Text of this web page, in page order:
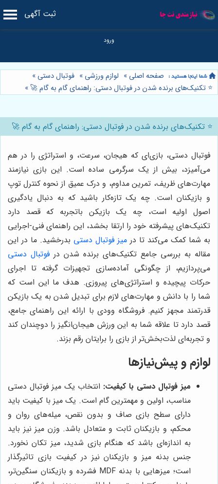
ثبت آگهی
صفحه اصلی » لوازم ورزشی » فوتبال دستی »
⭐️ تکنیک‌های برنده شدن در فو‌تبا‌ل دستی: راهنمای گام به گام 🚀 »
⭐️ تکنیک‌های برنده شدن در فو‌تبا‌ل دستی: راهنمای گام به گام 🚀
فوتبال دستی، بازی‌ای که هیجان، سرعت، و استراتژی را در هم
می‌آمیزد، بیش از یک سرگرمی ساده است. این بازی نیازمند
مهارت‌های ظریف، تمرین مداوم، و درک عمیق از نحوه کنترل توپ
و بازیکنان است. چه یک تازه‌کار باشید که به دنبال یادگیری
اصول اولیه است، چه یک بازیکن باتجربه که قصد دارد
تکنیک‌های پیشرفته خود را ارتقا بخشد، این راهنمای فنی-اجرایی
به شما کمک می‌کند تا در میز فوتبال دستی بدرخشید. ما در این
مقاله به بررسی جامع تکنیک‌های برنده شدن در فوتبال دستی
می‌پردازیم، از چگونگی آماده‌سازی تجهیزات گرفته تا اجرای
حرکات پیچیده و استراتژی‌های پیروزی. هدف ما این است که
شما را با دانش و مهارت‌های لازم برای تبدیل شدن به یک بازیکن
قدرتمند مجهز کنیم. فروشگاه وودی با ارائه این راهنمای جامع،
قصد دارد تا علاقه شما به این ورزش هیجان‌انگیز را دوچندان کند
و تجربه‌ای لذت‌بخش‌تر از بازی را برایتان رقم بزند.
لوازم و پیش‌نیازها
میز فوتبال دستی با کیفیت: انتخاب یک میز فوتبال دستی
مناسب، اولین و مهمترین گام است. یک میز با کیفیت باید
دارای سطح بازی صاف و بدون نقص، میله‌های روان و
محکم، و بازیکنان ثابت و متعادل باشد. وزن میز نیز باید
به اندازه‌ای باشد که هنگام بازی شدید، میز تکان نخورد.
جنس بدنه میز و بازیکنان نیز در کیفیت بازی تاثیرگذار
است؛ میزهایی با بدنه MDF فشرده و بازیکنان سنگین‌تر،